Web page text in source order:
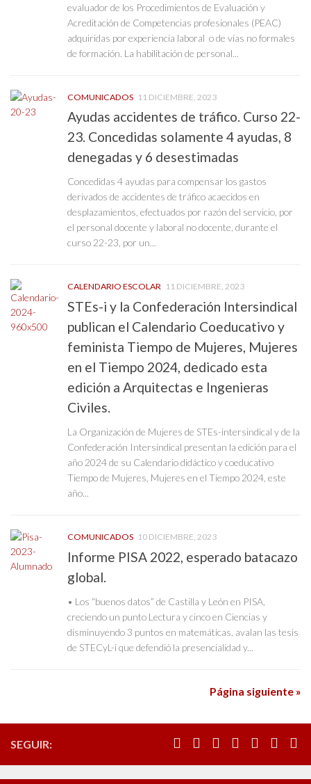
evaluador de los Procedimientos de Evaluación y
Acreditación de Competencias profesionales (PEAC)
adquiridas por experiencia laboral o de vías no formales
de formación. La habilitación de personal...
COMUNICADOS 11 DICIEMBRE, 2023
Ayudas accidentes de tráfico. Curso 22-
23. Concedidas solamente 4 ayudas, 8
denegadas y 6 desestimadas
Concedidas 4 ayudas para compensar los gastos
derivados de accidentes de tráfico acaecidos en
desplazamientos, efectuados por razón del servicio, por
el personal docente y laboral no docente, durante el
curso 22-23, por un...
CALENDARIO ESCOLAR 11 DICIEMBRE, 2023
STEs-i y la Confederación Intersindical
publican el Calendario Coeducativo y
feminista Tiempo de Mujeres, Mujeres
en el Tiempo 2024, dedicado esta
edición a Arquitectas e Ingenieras
Civiles.
La Organización de Mujeres de STEs-intersindical y de la
Confederación Intersindical presentan la edición para el
año 2024 de su Calendario didáctico y coeducativo
Tiempo de Mujeres, Mujeres en el Tiempo 2024, este
año...
COMUNICADOS 10 DICIEMBRE, 2023
Informe PISA 2022, esperado batacazo
global.
• Los “buenos datos” de Castilla y León en PISA,
creciendo un punto Lectura y cinco en Ciencias y
disminuyendo 3 puntos en matemáticas, avalan las tesis
de STECyL-i que defendió la presencialidad y...
Página siguiente »
SEGUIR: